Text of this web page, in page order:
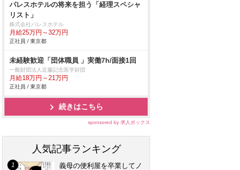
パレスホテルの将来を担う「経理スペシャ
リスト」
株式会社パレスホテル
月給25万円～32万円
正社員 / 東京都
未経験歓迎「団体職員 」実働7h/面接1回
一般財団法人近藤記念医学財団
月給18万円～21万円
正社員 / 東京都
続きはこちら
sponsored by 求人ボックス
人気記事ランキング
義母の便利屋を卒業してノ